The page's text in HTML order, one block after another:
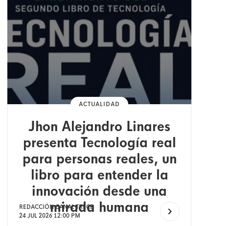
ACTUALIDAD
Jhon Alejandro Linares
presenta Tecnología real
para personas reales, un
libro para entender la
innovación desde una
mirada humana
REDACCIÓN CANAL TRECE
24 JUL 2026 12:00 PM